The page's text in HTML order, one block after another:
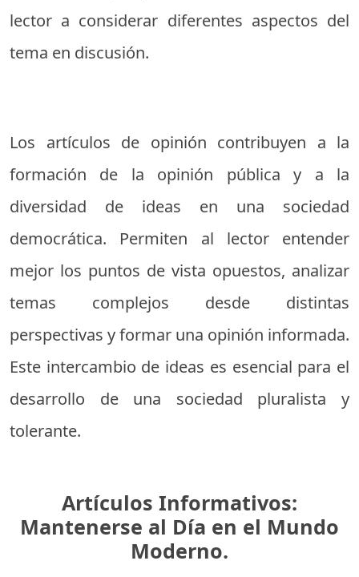
lector a considerar diferentes aspectos del
tema en discusión.
Los artículos de opinión contribuyen a la
formación de la opinión pública y a la
diversidad de ideas en una sociedad
democrática. Permiten al lector entender
mejor los puntos de vista opuestos, analizar
temas complejos desde distintas
perspectivas y formar una opinión informada.
Este intercambio de ideas es esencial para el
desarrollo de una sociedad pluralista y
tolerante.
Artículos Informativos:
Mantenerse al Día en el Mundo
Moderno.